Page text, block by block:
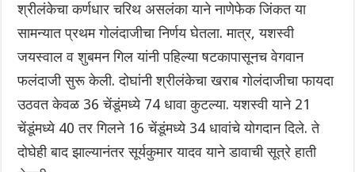
श्रीलंकेचा कर्णधार चरिथ असलंका याने नाणेफेक जिंकत या
सामन्यात प्रथम गोलंदाजीचा निर्णय घेतला. मात्र, यशस्वी
जयस्वाल व शुबमन गिल यांनी पहिल्या षटकापासूनच वेगवान
फलंदाजी सुरू केली. दोघांनी श्रीलंकेचा खराब गोलंदाजीचा फायदा
उठवत केवळ 36 चेंडूंमध्ये 74 धावा कुटल्या. यशस्वी याने 21
चेंडूंमध्ये 40 तर गिलने 16 चेंडूंमध्ये 34 धावांचे योगदान दिले. ते
दोघेही बाद झाल्यानंतर सूर्यकुमार यादव याने डावाची सूत्रे हाती